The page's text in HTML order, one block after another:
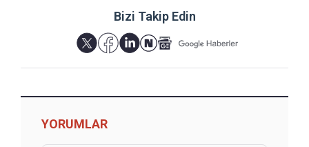
Bizi Takip Edin
YORUMLAR